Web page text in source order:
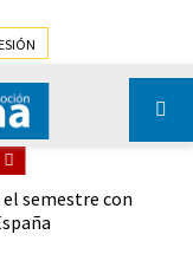
semestre con